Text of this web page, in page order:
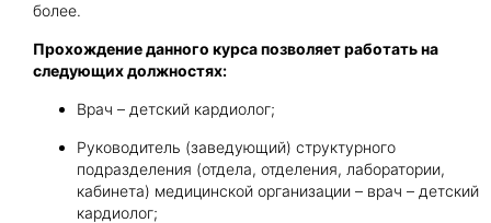
более.
Прохождение данного курса позволяет работать на
следующих должностях:
Врач – детский кардиолог;
Руководитель (заведующий) структурного
подразделения (отдела, отделения, лаборатории,
кабинета) медицинской организации – врач – детский
кардиолог;
Даю согласие на